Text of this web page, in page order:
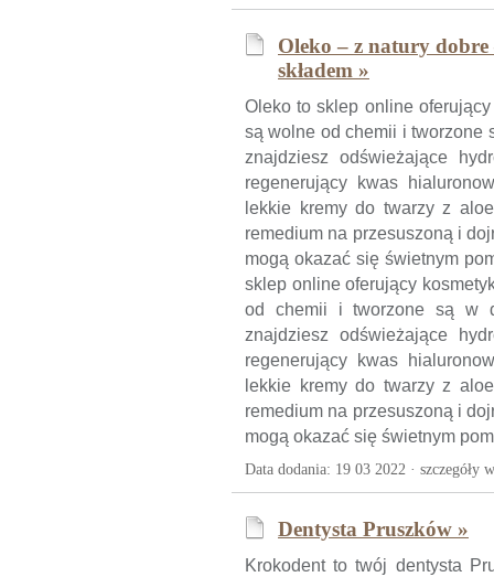
Oleko – z natury
składem »
Oleko to sklep online
są wolne od chemii i tworzone
znajdziesz odświeżające
regenerujący kwas
lekkie kremy do twarzy z
remedium na przesuszoną i
mogą okazać się świetnym
sklep online oferujący
od chemii i tworzone są w
znajdziesz odświeżające
regenerujący kwas
lekkie kremy do twarzy z
remedium na przesuszoną i
mogą okazać się świetnym
Data dodania: 19 03 2022 · szczegóły
Dentysta Pruszków »
Krokodent to twój dentysta